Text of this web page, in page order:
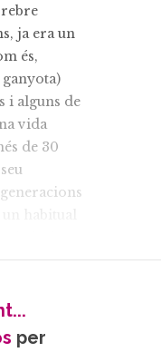
rebre
ja era un
és,
i alguns de
vida
de 30
de
me
ja no
ho hem
per